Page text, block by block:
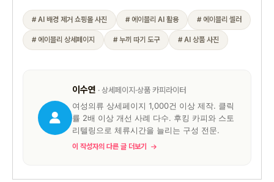
# AI 배경 제거 쇼핑몰 사진 # 에이블리 AI 활용 # 에이블리 셀러
# 에이블리 상세페이지 # 누끼 따기 도구 # AI 상품 사진
이수연 · 상세페이지·상품 카피라이터
여성의류 상세페이지 1,000건 이상 제작. 클릭
률 2배 이상 개선 사례 다수. 후킹 카피와 스토
리텔링으로 체류시간을 늘리는 구성 전문.
이 작성자의 다른 글 더보기